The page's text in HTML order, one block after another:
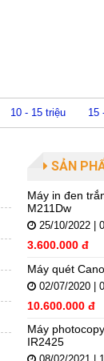
10 - 15 triệu 15
SẢN
Máy in đen
M211Dw
25/10/2022 |
3.600.000 đ
Máy quét
02/07/2020 |
10.600.000 đ
Máy
IR2425